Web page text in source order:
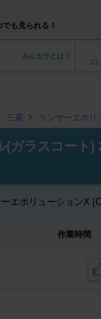
も見られる！
みんカラとは？
三菱 ランサーエボリ
(ガラスコー
エボリューションX
作業時間